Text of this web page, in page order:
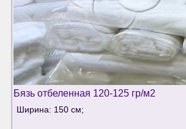
Бязь отбеленная 120-125 гр/м2
Ширина: 150 см;